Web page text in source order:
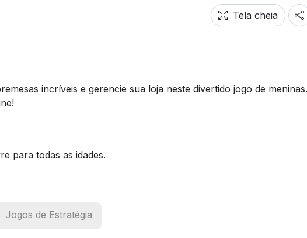
Tela cheia
incríveis e gerencie sua loja neste divertido jogo de meninas.
para todas as idades.
Jogos de Estratégia